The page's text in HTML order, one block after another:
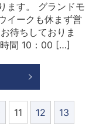
ます。 グランドモ
イークも休まず営
待ちしておりま
間 10：00 […]
11 12
13